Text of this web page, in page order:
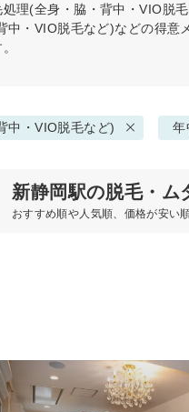
処理(全身・脇・背中・VIO脱
中・VIO脱毛など)などの得
中・VIO脱毛など) 年
新静岡駅の脱毛・ム
おすすめ順や人気順、価格が安い